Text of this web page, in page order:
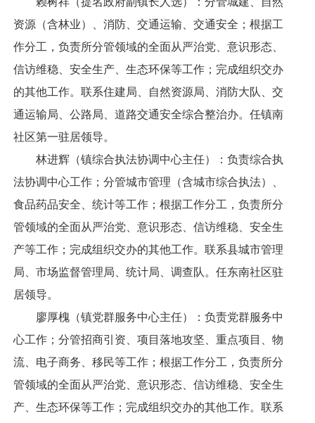
资源（含林业）、消防、交通运输、交通安全；根据工
作分工，负责所分管领域的全面从严治党、意识形态、
信访维稳、安全生产、生态环保等工作；完成组织交办
的其他工作。联系住建局、自然资源局、消防大队、交
通运输局、公路局、道路交通安全综合整治办。任镇南
社区第一驻居领导。
林进辉（镇综合执法协调中心主任）：负责综合执
法协调中心工作；分管城市管理（含城市综合执法）、
食品药品安全、统计等工作；根据工作分工，负责所分
管领域的全面从严治党、意识形态、信访维稳、安全生
产等工作；完成组织交办的其他工作。联系县城市管理
局、市场监督管理局、统计局、调查队。任东南社区驻
居领导。
廖厚槐（镇党群服务中心主任）：负责党群服务中
心工作；分管招商引资、项目落地攻坚、重点项目、物
流、电子商务、移民等工作；根据工作分工，负责所分
管领域的全面从严治党、意识形态、信访维稳、安全生
产、生态环保等工作；完成组织交办的其他工作。联系